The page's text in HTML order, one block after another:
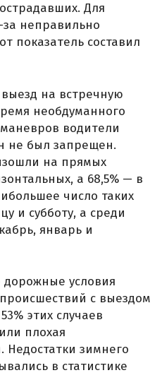
Для
неправильно
показатель составил
на встречную
необдуманного
водители
не был запрещен.
на прямых
а 68,5% — в
число таких
и субботу, а среди
январь и
условия
с выездом
этих случаев
плохая
Недостатки зимнего
в статистике